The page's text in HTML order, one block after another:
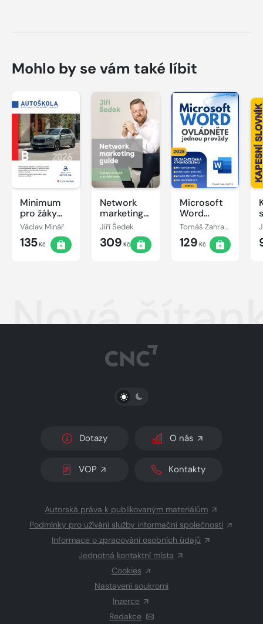
Mohlo by se vám také líbit
Minimum
pro žáky
autoškol
skupiny B
2026
Václav Minář
135Kč
Network
marketing
guide
Jiří Šedek
309 Kč
Microsoft
Word
ovládněte
jednou
provždy
Tomáš Zahradníček
129 Kč
Nová
PŘEPNOUT SVĚTLÝ/TMAVÝ REŽIM
Dotazy O nás
VOP Kontakty
Autorská práva k publikovaným materiálům
Podmínky pro užívání služby informační společnosti
Informace o zpracování osobních údajů
Jednotná kontaktní místa
Cookies
Nastavení soukromí
Inzerce
Redakce